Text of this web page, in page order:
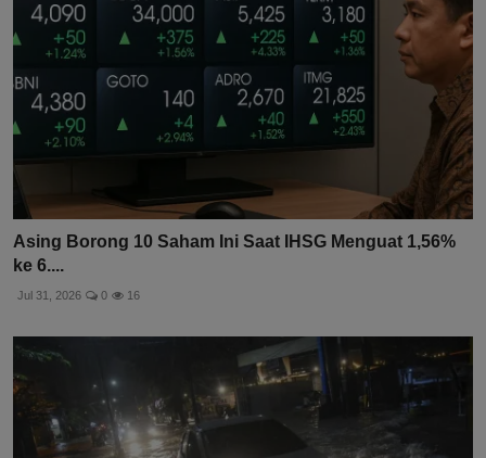
Asing Borong 10 Saham Ini Saat IHSG Menguat 1,56%
ke 6....
Jul 31, 2026 0 16